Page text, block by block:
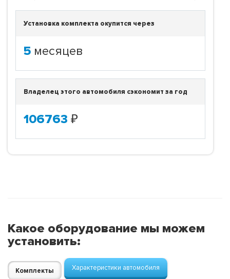
Установка комплекта окупится через
5 месяцев
Владелец этого автомобиля сэкономит за год
106763 ₽
Какое оборудование мы можем
установить:
Комплекты Характеристики автомобиля